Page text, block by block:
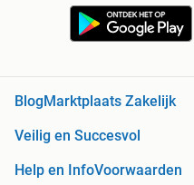
Blog Marktplaats Zakelijk
Veilig en Succesvol
Help en InfoVoorwaarden